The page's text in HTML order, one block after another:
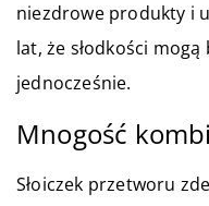
niezdrowe produkty i
lat, że słodkości
jednocześnie.
Mnogość
Słoiczek przetworu